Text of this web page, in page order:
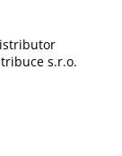
s.r.o.